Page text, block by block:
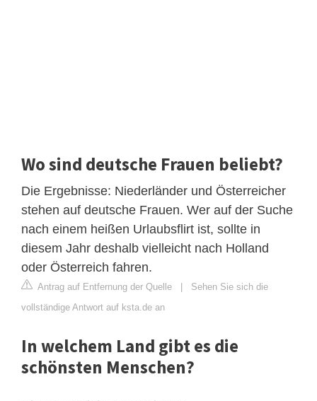
Wo sind deutsche Frauen beliebt?
Die Ergebnisse: Niederländer und Österreicher
stehen auf deutsche Frauen. Wer auf der Suche
nach einem heißen Urlaubsflirt ist, sollte in
diesem Jahr deshalb vielleicht nach Holland
oder Österreich fahren.
Antrag auf Entfernung der Quelle | Sehen Sie sich die
vollständige Antwort auf ksta.de an
In welchem Land gibt es die
schönsten Menschen?